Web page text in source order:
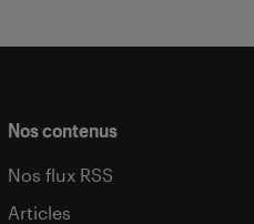
Nos contenus
Nos flux RSS
Articles